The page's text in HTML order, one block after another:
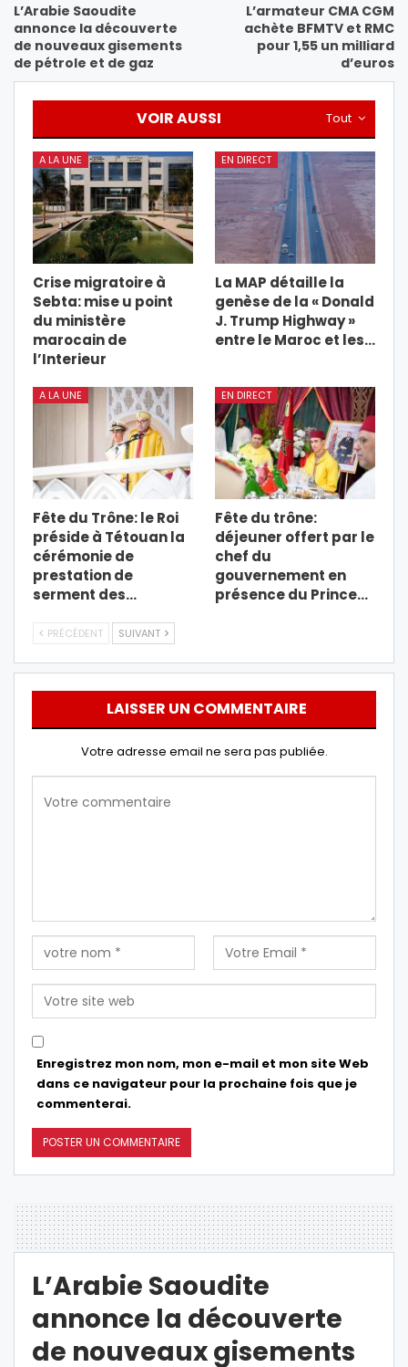
L’Arabie Saoudite
annonce la découverte
de nouveaux gisements
de pétrole et de gaz
L’armateur CMA CGM
achète BFMTV et RMC
pour 1,55 un milliard
d’euros
Tout
VOIR AUSSI
A LA UNE
Crise migratoire à
Sebta: mise u point
du ministère
marocain de
l’Interieur
EN DIRECT
La MAP détaille la
genèse de la « Donald
J. Trump Highway »
entre le Maroc et les…
A LA UNE
Fête du Trône: le Roi
préside à Tétouan la
cérémonie de
prestation de
serment des…
EN DIRECT
Fête du trône:
déjeuner offert par le
chef du
gouvernement en
présence du Prince…
PRÉCÉDENT SUIVANT
LAISSER UN COMMENTAIRE
Votre adresse email ne sera pas publiée.
Enregistrez mon nom, mon e-mail et mon site Web
dans ce navigateur pour la prochaine fois que je
commenterai.
L’Arabie Saoudite
annonce la découverte
de nouveaux gisements